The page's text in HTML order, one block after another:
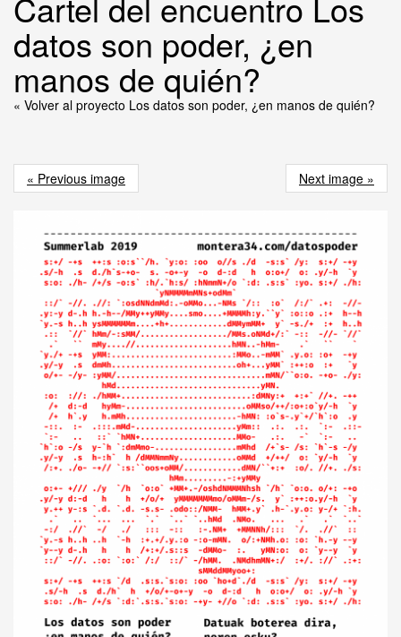
datos son poder, ¿en
manos de quién?
« Volver al proyecto Los datos son poder, ¿en manos de quién?
« Previous image Next image »